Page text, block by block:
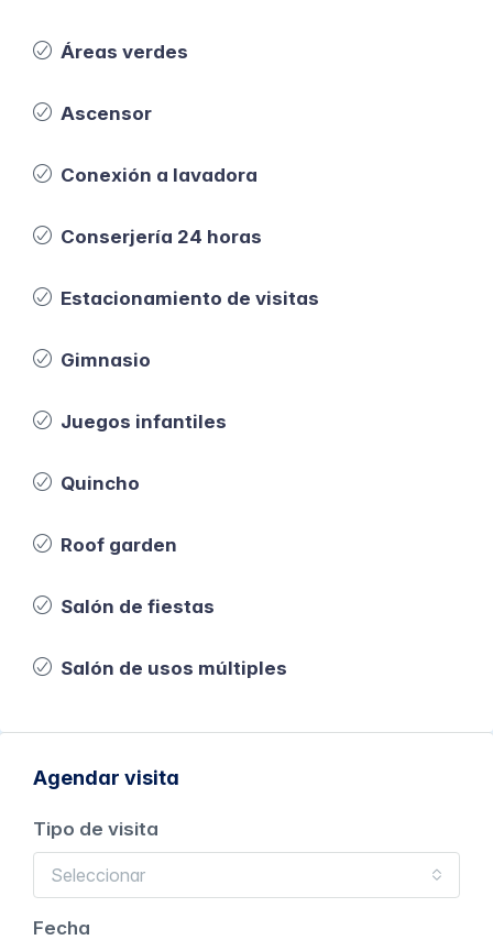
Áreas verdes
Ascensor
Conexión a lavadora
Conserjería 24 horas
Estacionamiento de visitas
Gimnasio
Juegos infantiles
Quincho
Roof garden
Salón de fiestas
Salón de usos múltiples
Agendar visita
Tipo de visita
Seleccionar
Fecha